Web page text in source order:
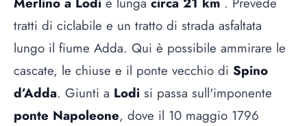
tratti di ciclabile e un tratto di strada asfaltata
lungo il fiume Adda. Qui è possibile ammirare le
cascate, le chiuse e il ponte vecchio di Spino
d’Adda. Giunti a Lodi si passa sull'imponente
ponte Napoleone, dove il 10 maggio 1796